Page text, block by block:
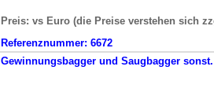
Preis: vs Euro (die Preise verstehen sich
Referenznummer: 6672
Gewinnungsbagger und Saugbagger